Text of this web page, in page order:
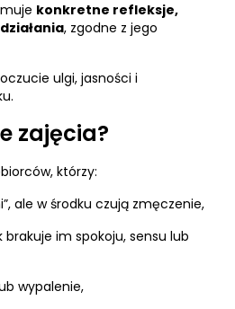
konkretne refleksje,
, zgodne z jego
ulgi, jasności i
zajęcia?
którzy:
ale w środku czują zmęczenie,
im spokoju, sensu lub
wypalenie,